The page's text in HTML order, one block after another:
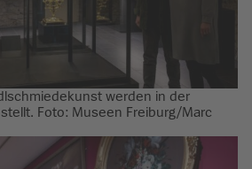
werden in der
Foto: Museen Freiburg/Marc